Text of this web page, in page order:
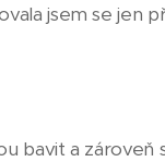
jsem se jen
bavit a zároveň